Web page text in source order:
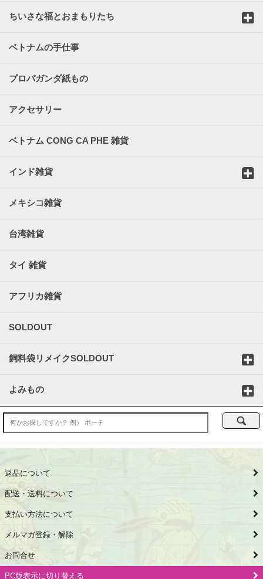
ちいさな福とおまもりたち
ベトナムの手仕事
プロパガンダ紙もの
アクセサリー
ベトナム CONG CA PHE 雑貨
インド雑貨
メキシコ雑貨
台湾雑貨
タイ 雑貨
アフリカ雑貨
SOLDOUT
飼料袋リメイクSOLDOUT
よみもの
返品について
配送・送料について
支払い方法について
メルマガ登録・解除
お問合せ
PC版表示に切り替える